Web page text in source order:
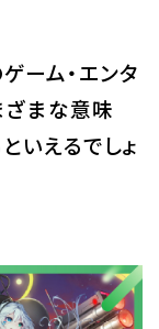
ーム・エンタ
ざまな意味
いえるでしょ